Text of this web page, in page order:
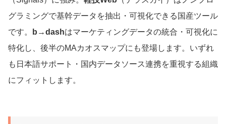
グラミングで基幹データを抽出・可視化できる国産ツール
です。
b→dashはマーケティングデータの統合・可視化に
特化し、後半のMAカオスマップにも登場します。いずれ
も日本語サポート・国内データソース連携を重視する組織
にフィットします。